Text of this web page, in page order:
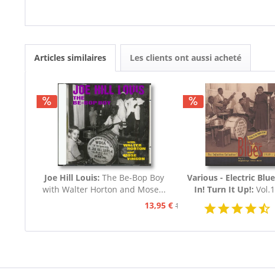
Articles similaires Les clients ont aussi acheté
Joe Hill Louis:The Be-Bop Boy
with Walter Horton and Mose...
13,95 € 15,95 €
Various - Electric
In! Turn It Up!:
Blues 1939 - 1954